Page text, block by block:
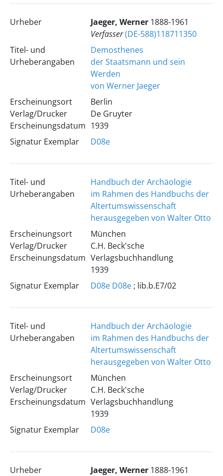
Urheber Jaeger, Werner 1888-1961
Verfasser(DE-588)118711350
Titel- und
Urheberangaben
Demosthenes
der Staatsmann und sein
Werden
von Werner Jaeger
Erscheinungsort
Verlag/Drucker
Erscheinungsdatum
Berlin
De Gruyter
1939
Signatur Exemplar
D08e
Titel- und
Urheberangaben
Handbuch der Archäologie
im Rahmen des Handbuchs der
Altertumswissenschaft
herausgegeben von Walter Otto
Erscheinungsort
Verlag/Drucker
Erscheinungsdatum
München
C.H. Beck'sche
Verlagsbuchhandlung
1939
Signatur Exemplar
D08e D08e; lib.b.E7/02
Titel- und
Urheberangaben
Handbuch der Archäologie
im Rahmen des Handbuchs der
Altertumswissenschaft
herausgegeben von Walter Otto
Erscheinungsort
Verlag/Drucker
Erscheinungsdatum
München
C.H. Beck'sche
Verlagsbuchhandlung
1939
Signatur Exemplar
D08e
Urheber Jaeger, Werner 1888-1961